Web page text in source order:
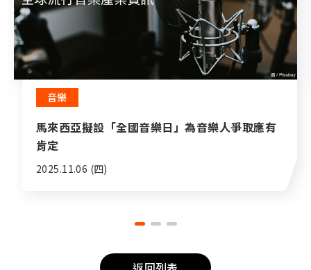
音樂
馬來西亞擬設「全國音樂日」為音樂人爭取應有
肯定
2025.11.06 (四)